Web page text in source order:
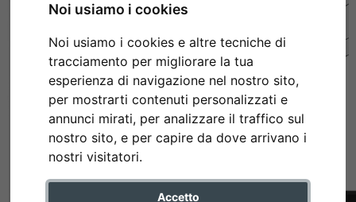
Noi usiamo i cookies
Noi usiamo i cookies e altre tecniche di
tracciamento per migliorare la tua
esperienza di navigazione nel nostro sito,
per mostrarti contenuti personalizzati e
annunci mirati, per analizzare il traffico sul
nostro sito, e per capire da dove arrivano i
nostri visitatori.
Accetto
Indietro